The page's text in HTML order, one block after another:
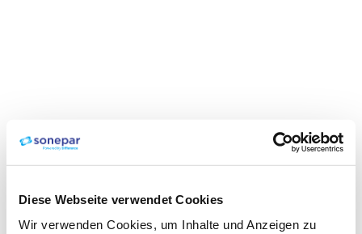
Diese Webseite verwendet Cookies
Wir verwenden Cookies, um Inhalte und Anzeigen zu